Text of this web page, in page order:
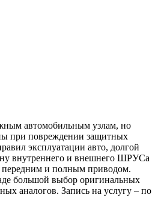
автомобильным узлам, но
при повреждении защитных
эксплуатации авто, долгой
внутреннего и внешнего ШРУСа
передним и полным приводом.
большой выбор оригинальных
аналогов. Запись на услугу – по